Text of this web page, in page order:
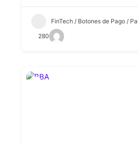
FinTech / Botones de Pago /
280